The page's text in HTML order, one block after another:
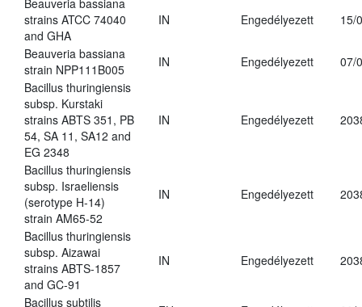
Beauveria bassiana
strains ATCC 74040
and GHA
IN Engedélyezett 15/
Beauveria bassiana
strain NPP111B005
IN Engedélyezett
07/
Bacillus thuringiensis
subsp. Kurstaki
strains ABTS 351, PB
54, SA 11, SA12 and
EG 2348
IN Engedélyezett
Bacillus thuringiensis
subsp. Israeliensis
(serotype H-14)
strain AM65-52
IN Engedélyezett
Bacillus thuringiensis
subsp. Aizawai
strains ABTS-1857
and GC-91
IN Engedélyezett
Bacillus subtilis